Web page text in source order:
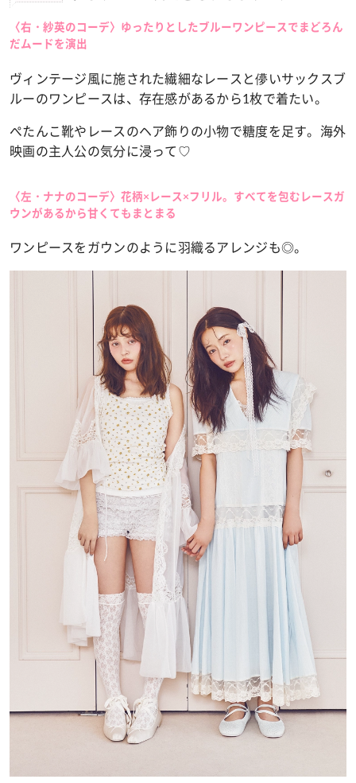
〈右・紗英のコーデ〉ゆったりとしたブルーワンピースでまどろん
だムードを演出
ヴィンテージ風に施された繊細なレースと儚いサックスブ
ルーのワンピースは、存在感があるから1枚で着たい。
ぺたんこ靴やレースのヘア飾りの小物で糖度を足す。海外
映画の主人公の気分に浸って♡
〈左・ナナのコーデ〉花柄×レース×フリル。すべてを包むレースガ
ウンがあるから甘くてもまとまる
ワンピースをガウンのように羽織るアレンジも◎。